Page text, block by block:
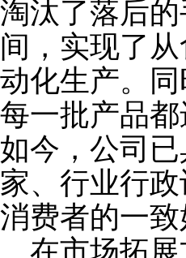
淘汰了落后
间，实现了
动化生产。
每一批产品
如今，公司
家、行业行
消费者的一致
在市场拓